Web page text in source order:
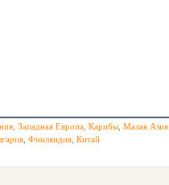
Западная Европа Карибы Малая Азия
Финляндия Китай